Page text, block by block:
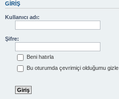
GIRIŞ
Kullanıcı adı:
Şifre:
Beni hatırla
Bu oturumda çevrimiçi olduğumu gizle